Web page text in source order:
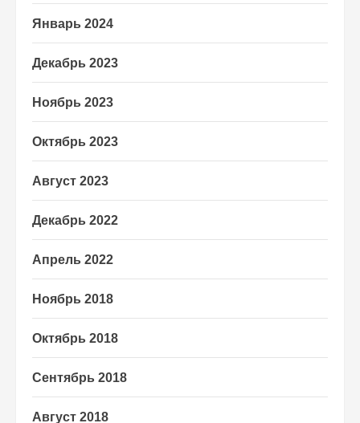
Январь 2024
Декабрь 2023
Ноябрь 2023
Октябрь 2023
Август 2023
Декабрь 2022
Апрель 2022
Ноябрь 2018
Октябрь 2018
Сентябрь 2018
Август 2018